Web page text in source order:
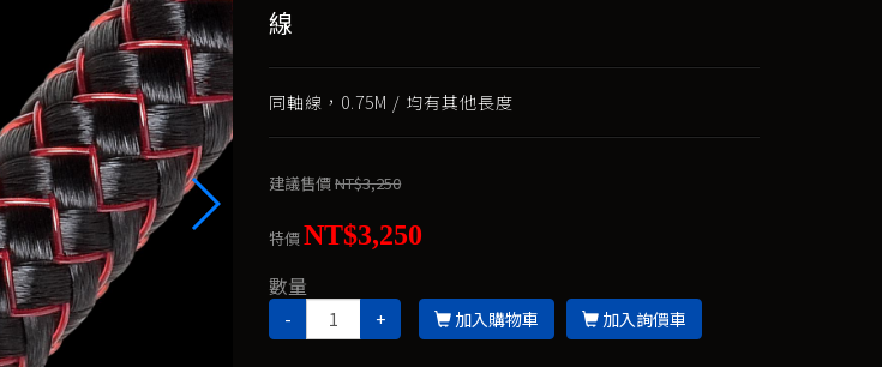
線
同軸線，0.75M / 均有其他長度
建議售價NT$3,250
特價NT$3,250
數量
- + 加入購物車 加入詢價車